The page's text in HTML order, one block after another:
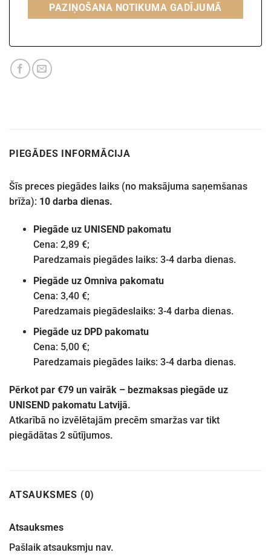
PAZIŅOŠANA NOTIKUMA GADĪJUMĀ
PIEGĀDES INFORMĀCIJA
Šīs preces piegādes laiks (no maksājuma saņemšanas
brīža): 10 darba dienas.
Piegāde uz UNISEND pakomatu
Cena: 2,89 €;
Paredzamais piegādes laiks: 3-4 darba dienas.
Piegāde uz Omniva pakomatu
Cena: 3,40 €;
Paredzamais piegādeslaiks: 3-4 darba dienas.
Piegāde uz DPD pakomatu
Cena: 5,00 €;
Paredzamais piegādes laiks: 3-4 darba dienas.
Pērkot par €79 un vairāk – bezmaksas piegāde uz
UNISEND pakomatu Latvijā.
Atkarībā no izvēlētajām precēm smaržas var tikt
piegādātas 2 sūtījumos.
ATSAUKSMES (0)
Atsauksmes
Pašlaik atsauksmju nav.